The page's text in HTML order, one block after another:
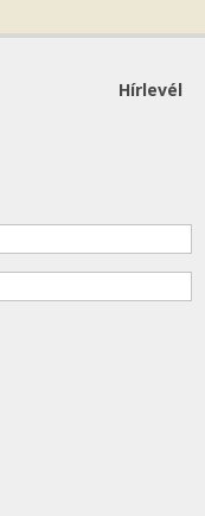
Hírlevél